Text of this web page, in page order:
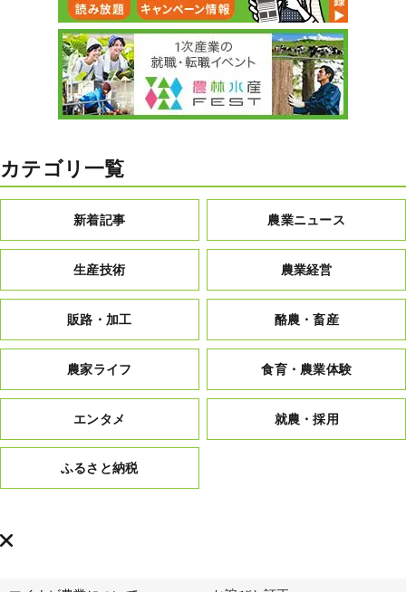
カテゴリ一覧
新着記事 農業ニュース
生産技術 農業経営
販路・加工 酪農・畜産
農家ライフ 食育・農業体験
エンタメ 就農・採用
ふるさと納税